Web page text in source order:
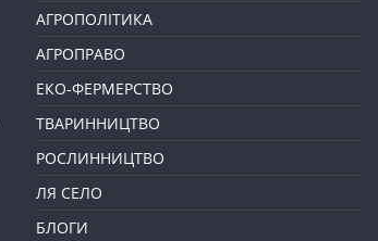
АГРОПОЛІТИКА
АГРОПРАВО
ЕКО-ФЕРМЕРСТВО
ТВАРИННИЦТВО
РОСЛИННИЦТВО
ЛЯ СЕЛО
БЛОГИ